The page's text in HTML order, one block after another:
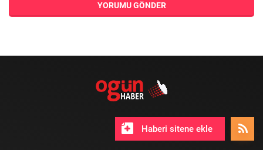
YORUMU GÖNDER
Haberi sitene ekle